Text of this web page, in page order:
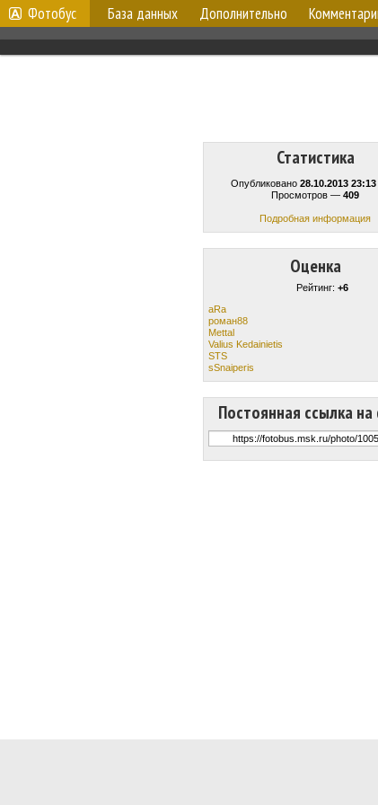
Фотобус База данных Дополнительно
Статистика
Опубликовано 28.10.2013 23:13
Просмотров — 409
Подробная информация
Оценка
Рейтинг: +6
aRa
роман88
Mettal
Valius Kedainietis
STS
sSnaiperis
Постоянная ссылка